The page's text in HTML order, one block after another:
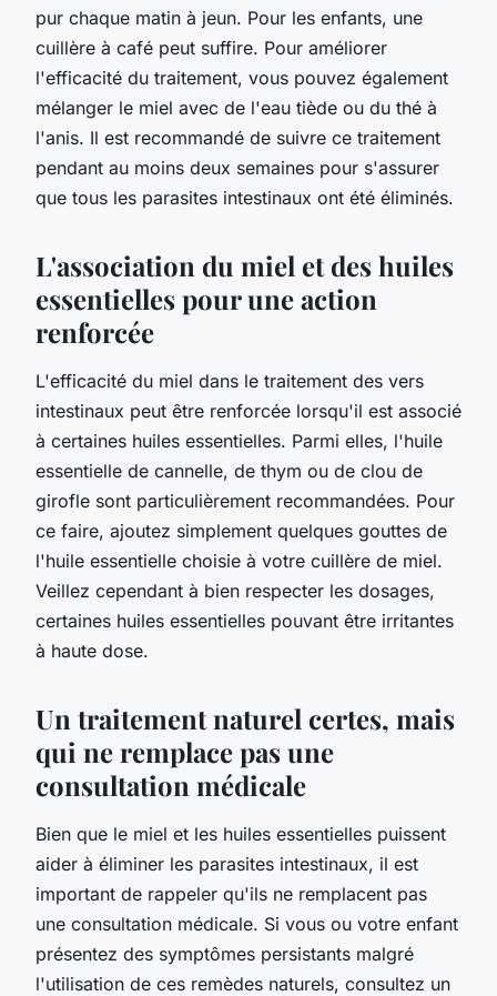
pur chaque matin à jeun. Pour les enfants, une
cuillère à café peut suffire. Pour améliorer
l'efficacité du traitement, vous pouvez également
mélanger le miel avec de l'eau tiède ou du thé à
l'anis. Il est recommandé de suivre ce traitement
pendant au moins deux semaines pour s'assurer
que tous les parasites intestinaux ont été éliminés.
L'association du miel et des huiles
essentielles pour une action
renforcée
L'efficacité du miel dans le traitement des vers
intestinaux peut être renforcée lorsqu'il est associé
à certaines huiles essentielles. Parmi elles, l'huile
essentielle de cannelle, de thym ou de clou de
girofle sont particulièrement recommandées. Pour
ce faire, ajoutez simplement quelques gouttes de
l'huile essentielle choisie à votre cuillère de miel.
Veillez cependant à bien respecter les dosages,
certaines huiles essentielles pouvant être irritantes
à haute dose.
Un traitement naturel certes, mais
qui ne remplace pas une
consultation médicale
Bien que le miel et les huiles essentielles puissent
aider à éliminer les parasites intestinaux, il est
important de rappeler qu'ils ne remplacent pas
une consultation médicale. Si vous ou votre enfant
présentez des symptômes persistants malgré
l'utilisation de ces remèdes naturels, consultez un